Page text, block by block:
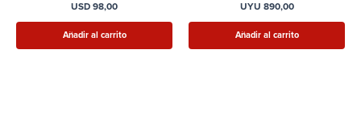
USD 98,00
Añadir al carrito
UYU 890,00
Añadir al carrito